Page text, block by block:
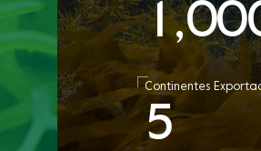
1,00
Continentes
5